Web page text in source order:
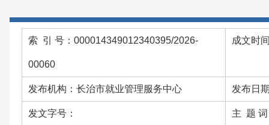
索 引 号：000014349012340395/2026-
00060
成文时
发布机构：长治市就业管理服务中心 发布日
发文字号： 主 题 词